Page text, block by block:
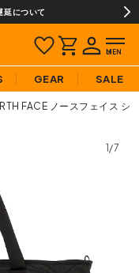
延について
GEAR SALE
FACE ノースフェイス シ
1/7